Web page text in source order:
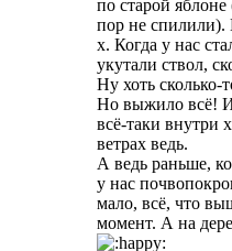
по старой яблоне
пор не спилили).
х. Когда у нас
укутали ствол,
Ну хоть сколько-
Но выжило всё! И
всё-таки внутри
ветрах ведь.
А ведь раньше,
у нас
мало, всё, что
момент. А на